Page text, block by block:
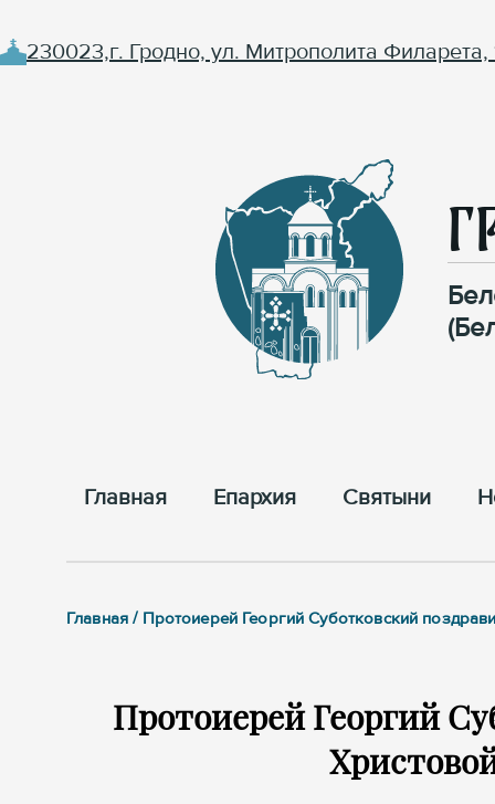
230023,г. Гродно, ул. Митрополита Филарета,
Главная Епархия Cвятыни
Главная / Протоиерей Георгий Суботковский
Протоиерей Георгий